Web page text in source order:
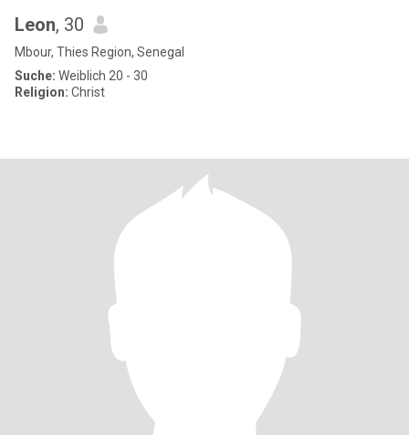
Leon, 30
Mbour, Thies Region, Senegal
Suche: Weiblich 20 - 30
Religion: Christ